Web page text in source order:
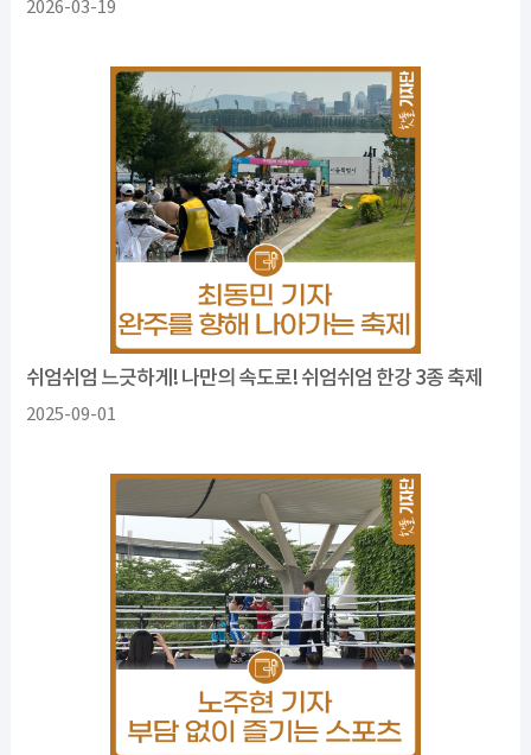
2026-03-19
쉬엄쉬엄 느긋하게! 나만의 속도로! 쉬엄쉬엄 한강 3종 축제
2025-09-01